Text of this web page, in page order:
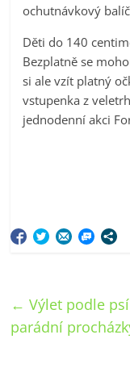
ochutnávkový
Děti do 140
Bezplatně se
si ale vzít platný
vstupenka z
jednodenní akci
← Výlet podle
parádní